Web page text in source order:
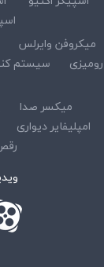
میکروفن وایرلس
رومیزی
سیستم
میکسر صدا
امپلیفایر دیواری